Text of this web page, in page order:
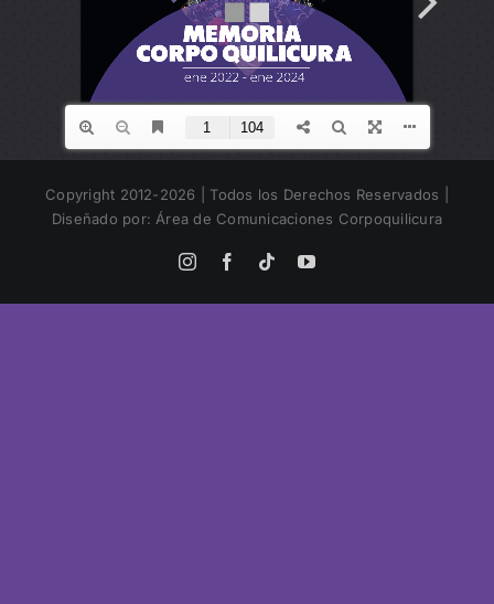
Copyright 2012-2026 | Todos los Derechos Reservados |
Diseñado por: Área de Comunicaciones Corpoquilicura
InstagramFacebook
TiktokYouTube